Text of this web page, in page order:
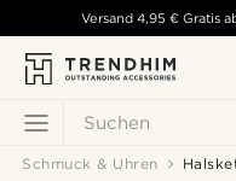
Suchen
Versand 4,95 € Gratis
Schmuck & Uhren